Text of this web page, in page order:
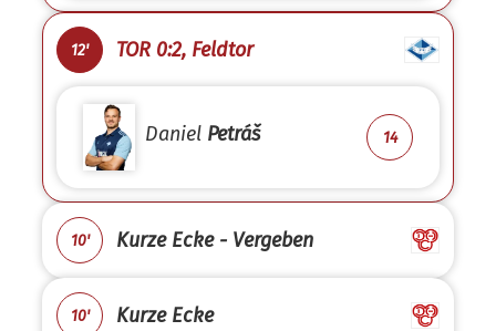
12' TOR 0:2, Feldtor
Daniel Petráš 14
10' Kurze Ecke - Vergeben
10'
Kurze Ecke